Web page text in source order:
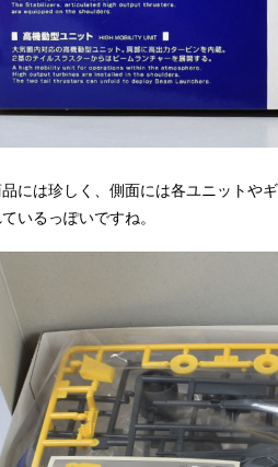
には珍しく、側面には各ユニットや
いるっぽいですね。